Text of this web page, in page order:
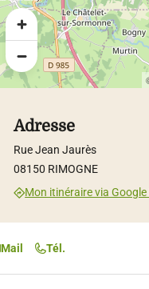
Adresse
Rue Jean Jaurès
08150 RIMOGNE
Mon itinéraire via
Mail Tél.